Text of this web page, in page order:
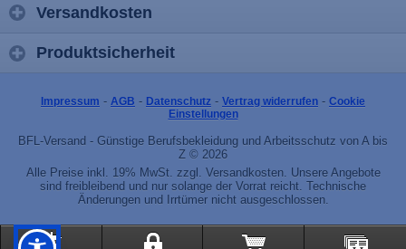
Versandkosten
Produktsicherheit
Impressum - AGB - Datenschutz - Vertrag widerrufen - Cookie
Einstellungen
BFL-Versand - Günstige Berufsbekleidung und Arbeitsschutz von A bis
Z © 2026
Alle Preise inkl. 19% MwSt. zzgl. Versandkosten. Unsere Angebote
sind freibleibend und nur solange der Vorrat reicht. Technische
Änderungen und Irrtümer nicht ausgeschlossen.